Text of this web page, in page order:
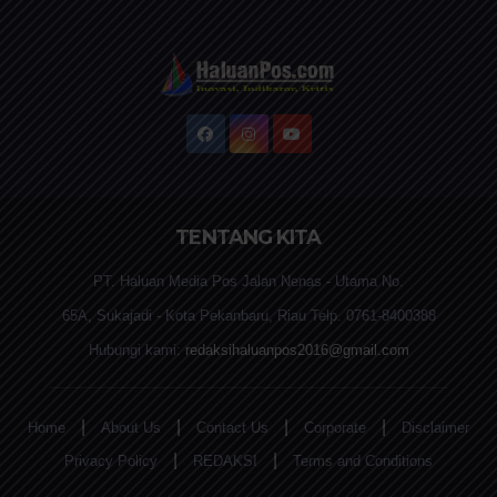
TENTANG KITA
PT. Haluan Media Pos Jalan Nenas - Utama No.
65A, Sukajadi - Kota Pekanbaru, Riau Telp. 0761-8400388
Hubungi kami: redaksihaluanpos2016@gmail.com
Home About Us Contact Us Corporate
Disclaimer
Privacy Policy
REDAKSI Terms and Conditions